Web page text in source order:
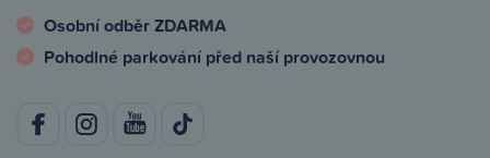
Osobní odběr ZDARMA
Pohodlné parkování před naší provozovnou